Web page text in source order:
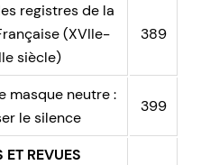
registres de la
(XVIIe-
siècle)
389
masque neutre :
le silence
399
ET REVUES